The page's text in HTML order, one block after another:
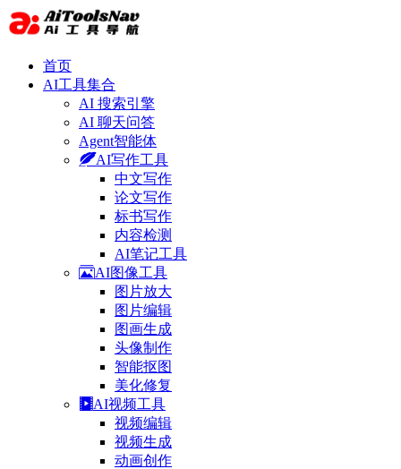
首页
AI工具集合
AI 搜索引擎
AI 聊天问答
Agent智能体
AI写作工具
中文写作
论文写作
标书写作
内容检测
AI笔记工具
AI图像工具
图片放大
图片编辑
图画生成
头像制作
智能抠图
美化修复
AI视频工具
视频编辑
视频生成
动画创作